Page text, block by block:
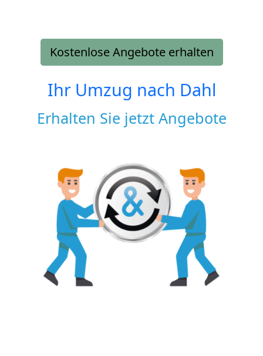
Kostenlose Angebote erhalten
Ihr Umzug nach Dahl
Erhalten Sie jetzt Angebote